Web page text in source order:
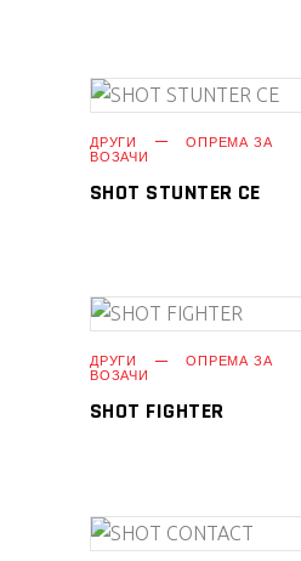
ПРОЧИТАЈ
ДРУГИ ОПРЕМА ЗА
ВОЗАЧИ
SHOT STUNTER CE
ПРОЧИТАЈ
ДРУГИ ОПРЕМА ЗА
ВОЗАЧИ
SHOT FIGHTER